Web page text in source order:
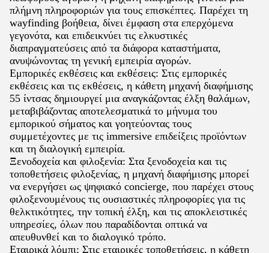
πλήμνη πληροφοριών για τους επισκέπτες. Παρέχει τη
wayfinding βοήθεια, δίνει έμφαση στα επερχόμενα
γεγονότα, και επιδεικνύει τις ελκυστικές
διαπραγματεύσεις από τα διάφορα καταστήματα,
ανυψώνοντας τη γενική εμπειρία αγορών.
Εμπορικές εκθέσεις και εκθέσεις: Στις εμπορικές
εκθέσεις και τις εκθέσεις, η κάθετη μηχανή διαφήμισης
55 ίντσας δημιουργεί μια αναγκάζοντας έλξη θαλάμων,
μεταβιβάζοντας αποτελεσματικά το μήνυμα του
εμπορικού σήματος και γοητεύοντας τους
συμμετέχοντες με τις immersive επιδείξεις προϊόντων
και τη διαλογική εμπειρία.
Ξενοδοχεία και φιλοξενία: Στα ξενοδοχεία και τις
τοποθετήσεις φιλοξενίας, η μηχανή διαφήμισης μπορεί
να ενεργήσει ως ψηφιακό concierge, που παρέχει στους
φιλοξενουμένους τις ουσιαστικές πληροφορίες για τις
θελκτικότητες, την τοπική έλξη, και τις αποκλειστικές
υπηρεσίες, όλων που παραδίδονται οπτικά να
απευθυνθεί και το διαλογικό τρόπο.
Εταιρικά λόμπι: Στις εταιρικές τοποθετήσεις, η κάθετη